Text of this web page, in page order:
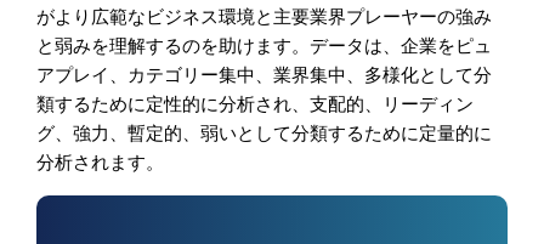
がより広範なビジネス環境と主要業界プレーヤーの強み
と弱みを理解するのを助けます。データは、企業をピュ
アプレイ、カテゴリー集中、業界集中、多様化として分
類するために定性的に分析され、支配的、リーディン
グ、強力、暫定的、弱いとして分類するために定量的に
分析されます。